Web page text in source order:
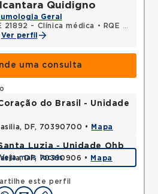
Quidigno
Geral
21892 - Clínica médica •
RQE 24580 - Pneumologia
Ver perfil
uma consulta
este perfil
do Brasil - Unidade
DF, 70390700 • Mapa
Luzia - Unidade Ohb
DF, 70390906 • Mapa
mais locais